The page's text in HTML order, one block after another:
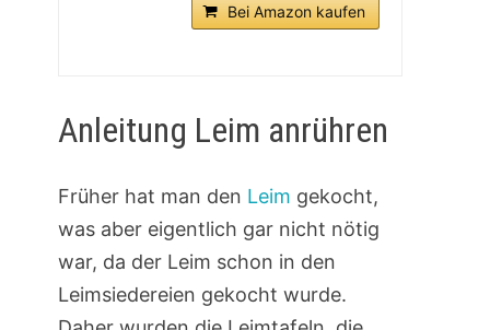
Bei Amazon kaufen
Anleitung Leim anrühren
Früher hat man den Leim gekocht,
was aber eigentlich gar nicht nötig
war, da der Leim schon in den
Leimsiedereien gekocht wurde.